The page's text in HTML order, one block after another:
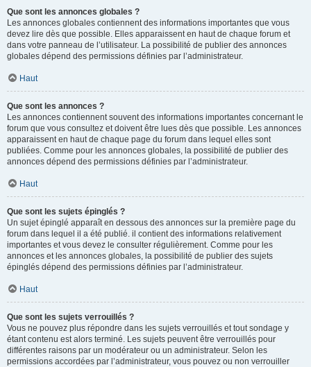
Que sont les annonces globales ?
Les annonces globales contiennent des informations importantes que vous
devez lire dès que possible. Elles apparaissent en haut de chaque forum et
dans votre panneau de l’utilisateur. La possibilité de publier des annonces
globales dépend des permissions définies par l’administrateur.
Haut
Que sont les annonces ?
Les annonces contiennent souvent des informations importantes concernant le
forum que vous consultez et doivent être lues dès que possible. Les annonces
apparaissent en haut de chaque page du forum dans lequel elles sont
publiées. Comme pour les annonces globales, la possibilité de publier des
annonces dépend des permissions définies par l’administrateur.
Haut
Que sont les sujets épinglés ?
Un sujet épinglé apparaît en dessous des annonces sur la première page du
forum dans lequel il a été publié. il contient des informations relativement
importantes et vous devez le consulter régulièrement. Comme pour les
annonces et les annonces globales, la possibilité de publier des sujets
épinglés dépend des permissions définies par l’administrateur.
Haut
Que sont les sujets verrouillés ?
Vous ne pouvez plus répondre dans les sujets verrouillés et tout sondage y
étant contenu est alors terminé. Les sujets peuvent être verrouillés pour
différentes raisons par un modérateur ou un administrateur. Selon les
permissions accordées par l’administrateur, vous pouvez ou non verrouiller